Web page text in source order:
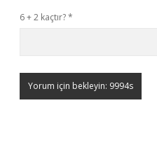
6 + 2 kaçtır?*